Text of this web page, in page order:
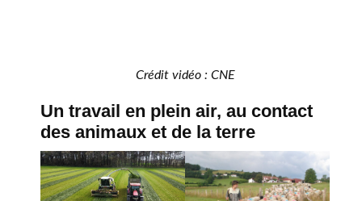
Crédit vidéo : CNE
Un travail en plein air, au contact
des animaux et de la terre